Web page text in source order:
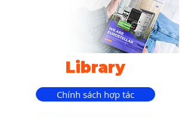
Library
Chính sách hợp tác